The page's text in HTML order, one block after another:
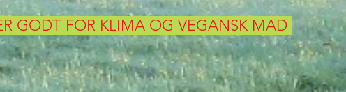
GODT FOR KLIMA OG VEGANSK MAD